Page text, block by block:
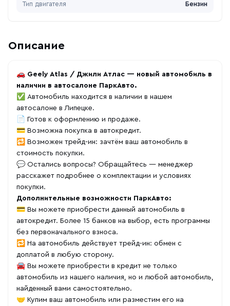
Тип двигателя Бензин
Описание
🚗 Geely Atlas / Джили Атлас — новый автомобиль в
наличии в автосалоне ПаркАвто.
✅ Автомобиль находится в наличии в нашем
автосалоне в Липецке.
📄 Готов к оформлению и продаже.
💳 Возможна покупка в автокредит.
🔁 Возможен трейд-ин: зачтём ваш автомобиль в
стоимость покупки.
💬 Остались вопросы? Обращайтесь — менеджер
расскажет подробнее о комплектации и условиях
покупки.
Дополнительные возможности ПаркАвто:
💳 Вы можете приобрести данный автомобиль в
автокредит. Более 15 банков на выбор, есть программы
без первоначального взноса.
🔁 На автомобиль действует трейд-ин: обмен с
доплатой в любую сторону.
🚘 Вы можете приобрести в кредит не только
автомобиль из нашего наличия, но и любой автомобиль,
найденный вами самостоятельно.
🤝 Купим ваш автомобиль или разместим его на